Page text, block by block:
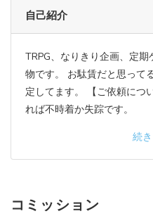
自己紹介
TRPG、なりきり企画、定
物です。 お駄賃だと思って
定してます。 【ご依頼につ
れば不時着か失踪です。
続
コミッション